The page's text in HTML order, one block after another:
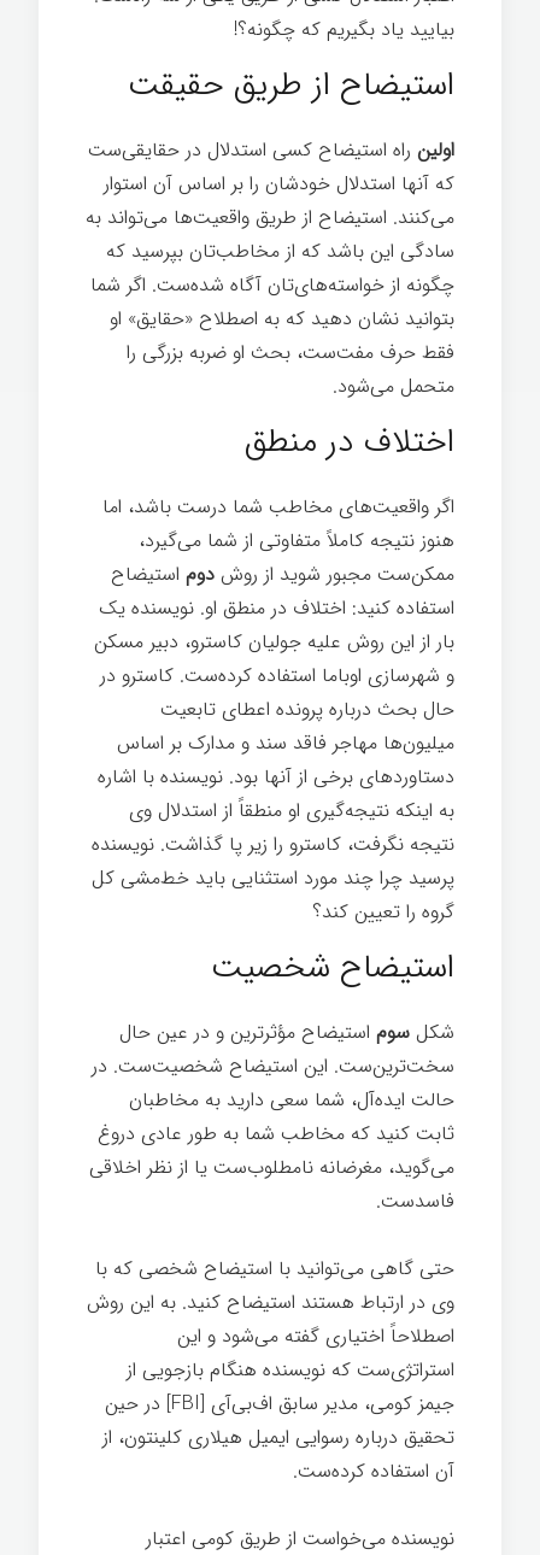
بیایید یاد بگیریم که چگونه؟!
استیضاح از طریق حقیقت
اولین راه استیضاح کسی استدلال در حقایقی‌ست
که آنها استدلال خودشان را بر اساس آن استوار
می‌کنند. استیضاح از طریق واقعیت‌ها می‌تواند به
سادگی این باشد که از مخاطب‌تان بپرسید که
چگونه از خواسته‌های‌تان آگاه شده‌ست. اگر شما
بتوانید نشان دهید که به اصطلاح «حقایق» او
فقط حرف مفت‌ست، بحث او ضربه بزرگی را
متحمل می‌شود.
اختلاف در منطق
اگر واقعیت‌های مخاطب شما درست باشد، اما
هنوز نتیجه کاملاً متفاوتی از شما می‌گیرد،
ممکن‌ست مجبور شوید از روش دوم استیضاح
استفاده کنید: اختلاف در منطق او. نویسنده یک
بار از این روش علیه جولیان کاسترو، دبیر مسکن
و شهرسازی اوباما استفاده کرده‌ست. کاسترو در
حال بحث درباره پرونده اعطای تابعیت
میلیون‌ها مهاجر فاقد سند و مدارک بر اساس
دستاوردهای برخی از آنها بود. نویسنده با اشاره
به اینكه نتیجه‌گیری او منطقاً از استدلال وی
نتیجه نگرفت، كاسترو را زیر پا گذاشت. نویسنده
پرسید چرا چند مورد استثنایی باید خط‌مشی کل
گروه را تعیین کند؟
استیضاح شخصیت‌
شکل سوم استیضاح مؤثرترین و در عین حال
سخت‌ترین‌ست. این استیضاح شخصیت‌ست. در
حالت ایده‌آل، شما سعی دارید به مخاطبان
ثابت کنید که مخاطب شما به طور عادی دروغ
می‌گوید، مغرضانه نامطلوب‌ست یا از نظر اخلاقی
فاسدست.
حتی گاهی می‌توانید با استیضاح شخصی که با
وی در ارتباط هستند استیضاح کنید. به این روش
اصطلاحاً اختیاری گفته می‌شود و این
استراتژی‌ست که نویسنده هنگام بازجویی از
جیمز کومی، مدیر سابق اف‌بی‌آی [FBI] در حین
تحقیق درباره رسوایی ایمیل هیلاری کلینتون، از
آن استفاده کرده‌ست.
نویسنده می‌خواست از طریق کومی اعتبار